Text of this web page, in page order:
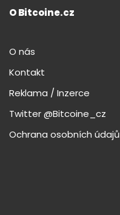
O Bitcoine.cz
O nás
Kontakt
Reklama / Inzerce
Twitter @Bitcoine_cz
Ochrana osobních údajů